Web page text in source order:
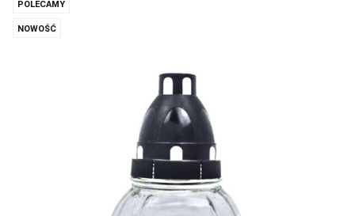
POLECAMY
NOWOŚĆ